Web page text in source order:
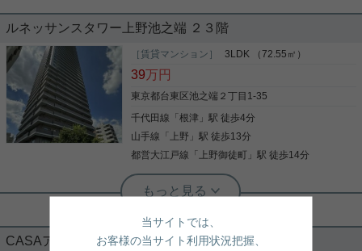
池之端のタワーマンション、分譲賃貸のお部屋です
使いやすい１LDK 床暖房、食器洗浄乾燥機、浄水器
など設備充実 防犯カメラ、フロントサービス、フィ
ットネス施設、モニター付きオートロックなど共用
のある方はお気軽にお問い合わせください ご連絡お
待ちしております
写真(9)
詳細を見る
ルネッサンスタワー上野池之端 ２３階
［賃貸マンション］ 3LDK （72.55㎡）
39万円
東京都台東区池之端２丁目1-35
千代田線 「根津 」駅 徒歩4分
山手線 「 上野 」駅 徒歩13分
都営大江戸線 「 上野御徒町 」駅 徒歩14分
根津駅前センター（実用根津ホーム株式会社 根津駅前センター） スタ
ッフ小西
CASAアオイ B
当サイトでは、
お客様の当サイト利用状況把握、